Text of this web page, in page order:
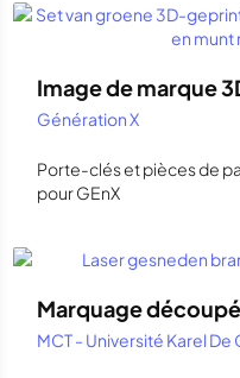
Image de marque
Génération X
Porte-clés et pièces de
pour GEnX
Marquage
MCT - Université Karel De